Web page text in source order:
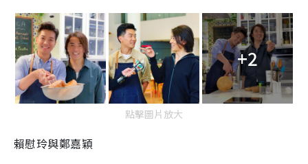
+2
點擊圖片放大
賴慰玲與鄭嘉穎